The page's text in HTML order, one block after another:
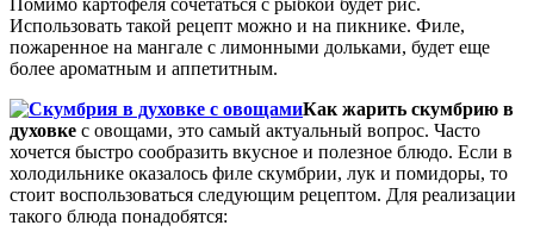
Использовать такой рецепт можно и на пикнике. Филе,
пожаренное на мангале с лимонными дольками, будет еще
более ароматным и аппетитным.
Как жарить скумбрию в
духовке с овощами, это самый актуальный вопрос. Часто
хочется быстро сообразить вкусное и полезное блюдо. Если в
холодильнике оказалось филе скумбрии, лук и помидоры, то
стоит воспользоваться следующим рецептом. Для реализации
такого блюда понадобятся: